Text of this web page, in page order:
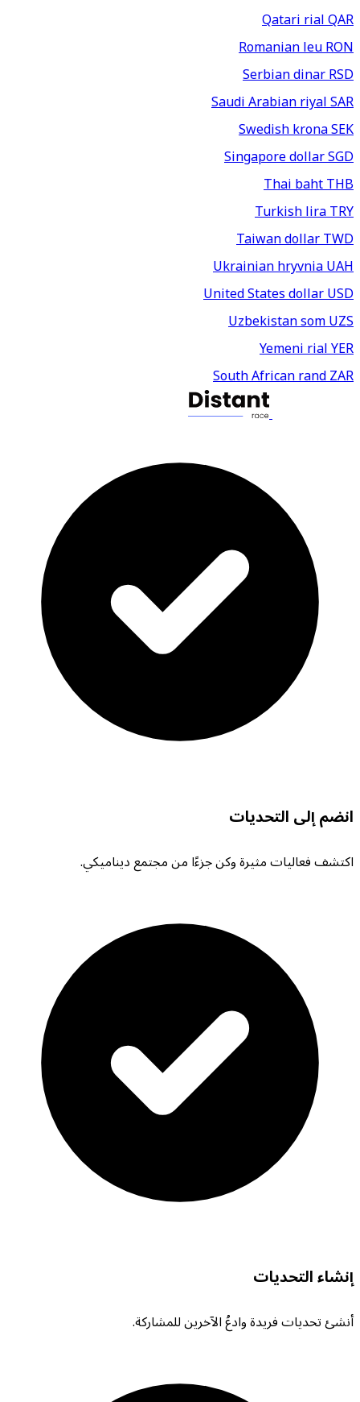
Qatari rialQAR
Romanian leuRON
Serbian dinarRSD
Saudi Arabian riyalSAR
Swedish kronaSEK
Singapore dollarSGD
Thai bahtTHB
Turkish liraTRY
Taiwan dollarTWD
Ukrainian hryvniaUAH
United States dollarUSD
Uzbekistan somUZS
Yemeni rialYER
South African randZAR
انضم إلى التحديات
اكتشف فعاليات مثيرة وكن جزءًا من مجتمع ديناميكي.
إنشاء التحديات
أنشئ تحديات فريدة وادعُ الآخرين للمشاركة.